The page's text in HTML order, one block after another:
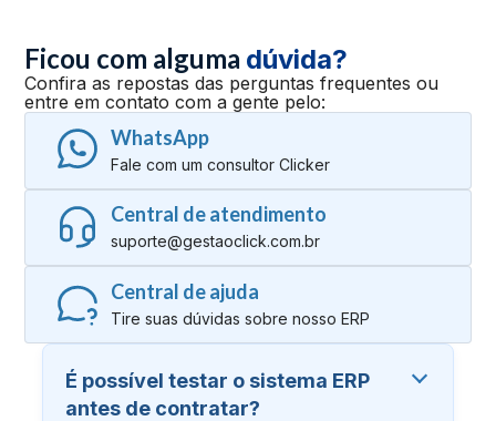
Ficou com alguma dúvida?
Confira as repostas das perguntas frequentes ou
entre em contato com a gente pelo:
WhatsApp
Fale com um consultor Clicker
Central de atendimento
suporte@gestaoclick.com.br
Central de ajuda
Tire suas dúvidas sobre nosso ERP
É possível testar o sistema ERP
antes de contratar?